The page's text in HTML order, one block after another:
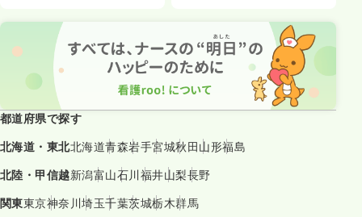
都道府県で探す
北海道・東北北海道青森岩手宮城秋田山形福島
北陸・甲信越新潟富山石川福井山梨長野
関東東京神奈川埼玉千葉茨城栃木群馬